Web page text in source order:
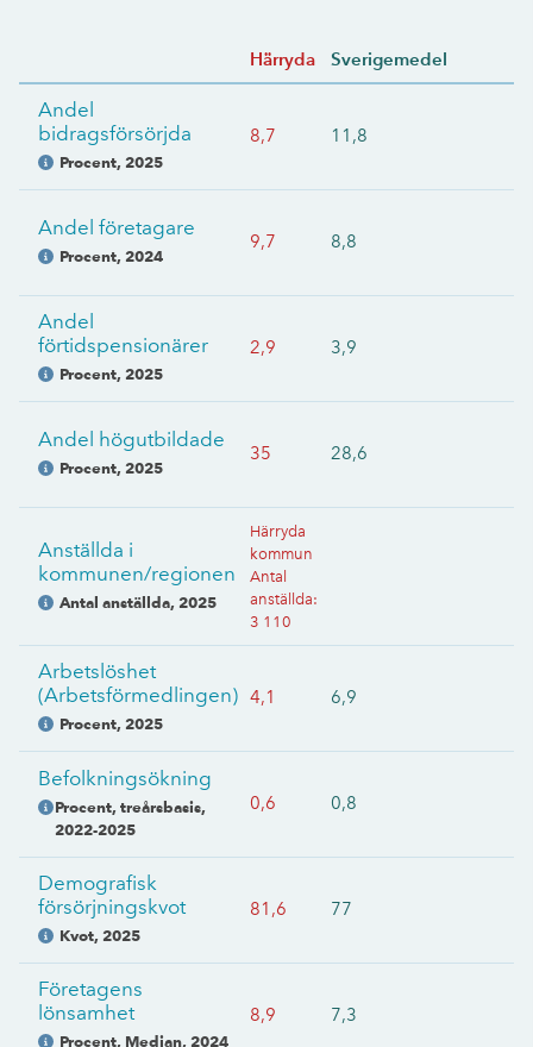
Härryda Sverigemedel
Andel
bidragsförsörjda
Procent, 2025
8,7 11,8
Andel företagare
Procent, 2024
9,7 8,8
Andel
förtidspensionärer
Procent, 2025
2,9 3,9
Andel högutbildade
Procent, 2025
35 28,6
Anställda i
kommunen/regionen
Antal anställda, 2025
Härryda
kommun
Antal
anställda:
3 110
Arbetslöshet
(Arbetsförmedlingen)
Procent, 2025
4,1 6,9
Befolkningsökning
Procent, treårsbasis,
2022-2025
0,6 0,8
Demografisk
försörjningskvot
Kvot, 2025
81,6 77
Företagens
lönsamhet
Procent, Median, 2024
8,9 7,3